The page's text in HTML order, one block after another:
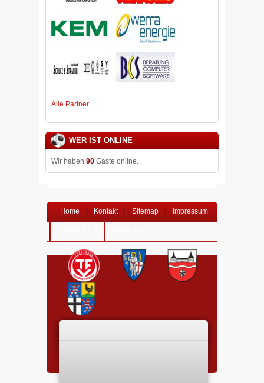
Alle Partner
WER IST ONLINE
Wir haben 90 Gäste online.
Home Kontakt Sitemap Impressum